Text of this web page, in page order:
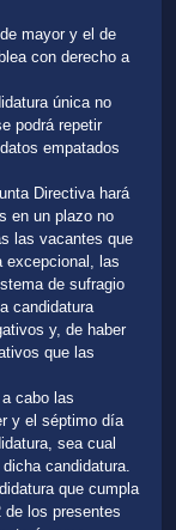
mayor y el de
con derecho a
única no
podrá repetir
empatados
Directiva hará
en un plazo no
las vacantes que
excepcional, las
de sufragio
candidatura
y, de haber
que las
cabo las
y el séptimo día
sea cual
candidatura.
que cumpla
los presentes